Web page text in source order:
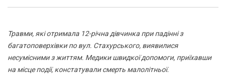
Травми, які отримала 12-річна дівчинка при падінні з
багатоповерхівки по вул. Стахурського, виявилися
несумісними з життям. Медики швидкої допомоги, приїхавши
на місце події, констатували смерть малолітньої.